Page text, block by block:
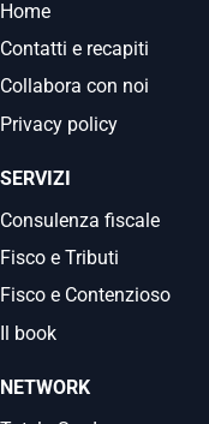
Home
Contatti e recapiti
Collabora con noi
Privacy policy
SERVIZI
Consulenza fiscale
Fisco e Tributi
Fisco e Contenzioso
Il book
NETWORK